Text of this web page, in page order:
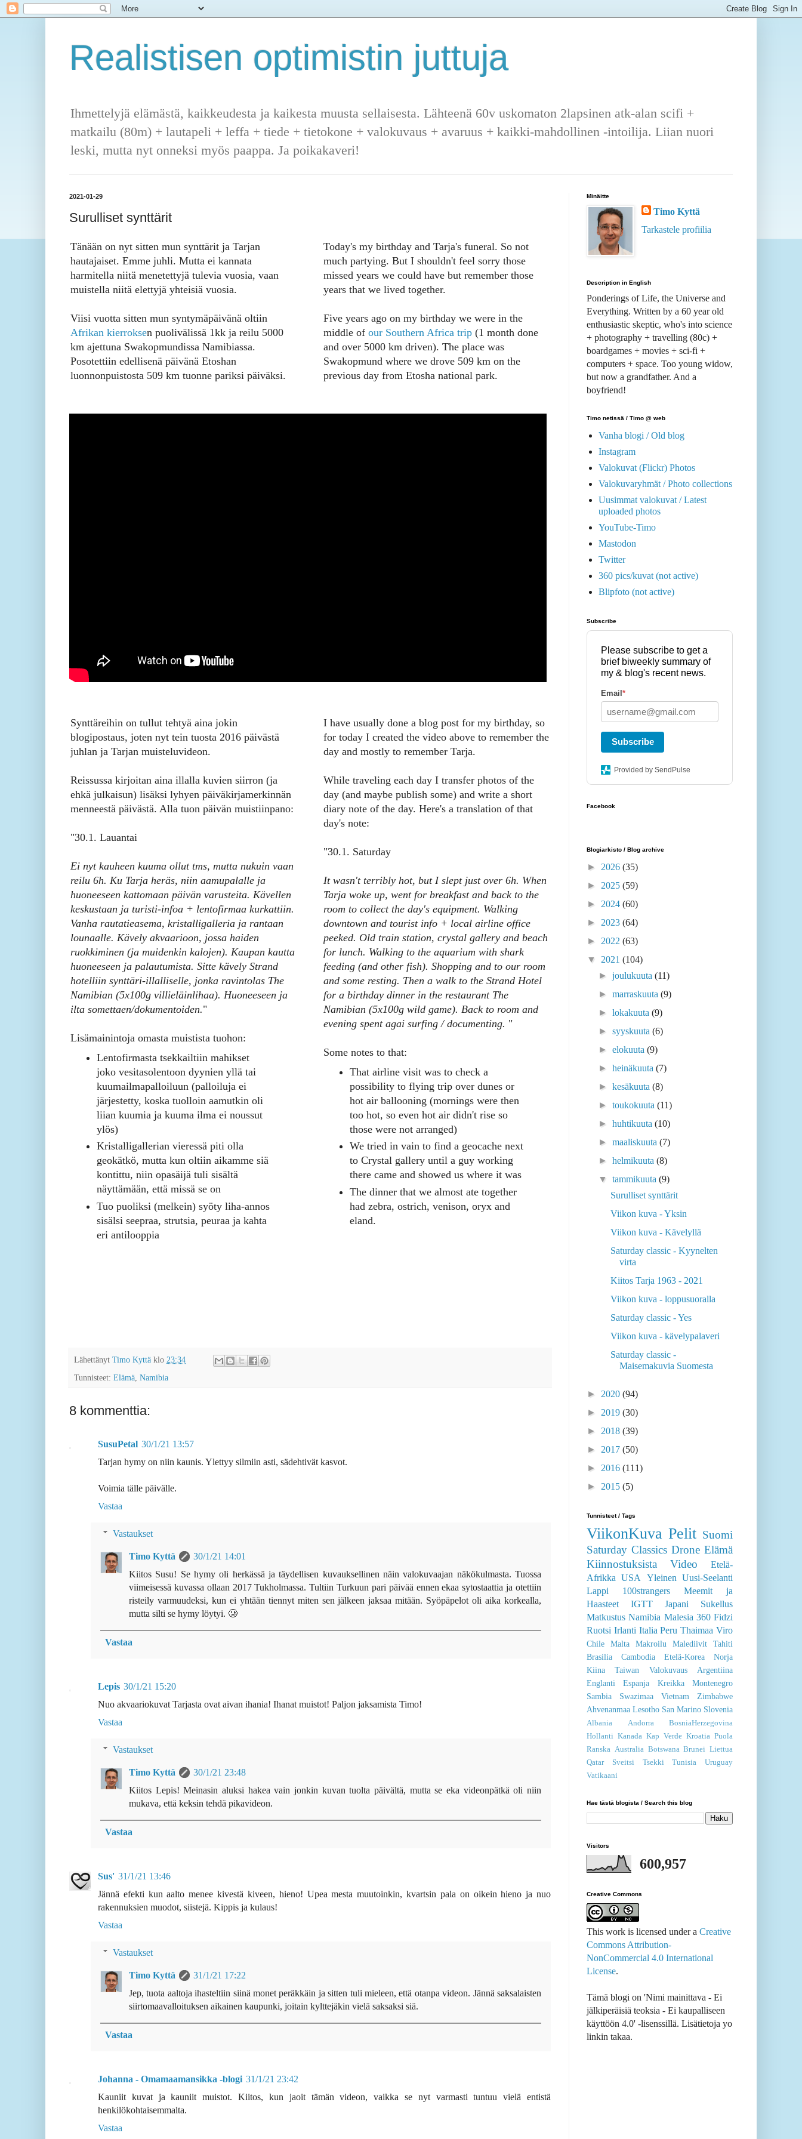
Realistisen optimistin juttuja
Ihmettelyjä elämästä, kaikkeudesta ja kaikesta muusta sellaisesta. Lähteenä 60v uskomaton 2lapsinen atk-alan scifi +
matkailu (80m) + lautapeli + leffa + tiede + tietokone + valokuvaus + avaruus + kaikki-mahdollinen -intoilija. Liian nuori
leski, mutta nyt onneksi myös paappa. Ja poikakaveri!
2021-01-29
Surulliset synttärit
Tänään on nyt sitten mun synttärit ja Tarjan
hautajaiset. Emme juhli. Mutta ei kannata
harmitella niitä menetettyjä tulevia vuosia, vaan
muistella niitä elettyjä yhteisiä vuosia.
Viisi vuotta sitten mun syntymäpäivänä oltiin
Afrikan kierroksen puolivälissä 1kk ja reilu 5000
km ajettuna Swakopmundissa Namibiassa.
Posotettiin edellisenä päivänä Etoshan
luonnonpuistosta 509 km tuonne pariksi päiväksi.
Today's my birthday and Tarja's funeral. So not
much partying. But I shouldn't feel sorry those
missed years we could have but remember those
years that we lived together.
Five years ago on my birthday we were in the
middle of our Southern Africa trip(1 month done
and over 5000 km driven). The place was
Swakopmund where we drove 509 km on the
previous day from Etosha national park.
Synttäreihin on tullut tehtyä aina jokin
blogipostaus, joten nyt tein tuosta 2016 päivästä
juhlan ja Tarjan muisteluvideon.
Reissussa kirjoitan aina illalla kuvien siirron (ja
ehkä julkaisun) lisäksi lyhyen päiväkirjamerkinnän
menneestä päivästä. Alla tuon päivän muistiinpano:
"30.1. Lauantai
Ei nyt kauheen kuuma ollut tms, mutta nukuin vaan
reilu 6h. Ku Tarja heräs, niin aamupalalle ja
huoneeseen kattomaan päivän varusteita. Kävellen
keskustaan ja turisti-infoa + lentofirmaa kurkattiin.
Vanha rautatieasema, kristalligalleria ja rantaan
lounaalle. Kävely akvaarioon, jossa haiden
ruokkiminen (ja muidenkin kalojen). Kaupan kautta
huoneeseen ja palautumista. Sitte kävely Strand
hotelliin synttäri-illalliselle, jonka ravintolas The
Namibian (5x100g villieläinlihaa). Huoneeseen ja
ilta somettaen/dokumentoiden."
Lisämainintoja omasta muistista tuohon:
Lentofirmasta tsekkailtiin mahikset
joko vesitasolentoon dyynien yllä tai
kuumailmapalloiluun (palloiluja ei
järjestetty, koska tuolloin aamutkin oli
liian kuumia ja kuuma ilma ei noussut
ylös)
Kristalligallerian vieressä piti olla
geokätkö, mutta kun oltiin aikamme siä
kontittu, niin opasäijä tuli sisältä
näyttämään, että missä se on
Tuo puoliksi (melkein) syöty liha-annos
sisälsi seepraa, strutsia, peuraa ja kahta
eri antilooppia
I have usually done a blog post for my birthday, so
for today I created the video above to remember the
day and mostly to remember Tarja.
While traveling each day I transfer photos of the
day (and maybe publish some) and write a short
diary note of the day. Here's a translation of that
day's note:
"30.1. Saturday
It wasn't terribly hot, but I slept just over 6h. When
Tarja woke up, went for breakfast and back to the
room to collect the day's equipment. Walking
downtown and tourist info + local airline office
peeked. Old train station, crystal gallery and beach
for lunch. Walking to the aquarium with shark
feeding (and other fish). Shopping and to our room
and some resting. Then a walk to the Strand Hotel
for a birthday dinner in the restaurant The
Namibian (5x100g wild game). Back to room and
evening spent agai surfing / documenting. "
Some notes to that:
That airline visit was to check a
possibility to flying trip over dunes or
hot air ballooning (mornings were then
too hot, so even hot air didn't rise so
those were not arranged)
We tried in vain to find a geocache next
to Crystal gallery until a guy working
there came and showed us where it was
The dinner that we almost ate together
had zebra, ostrich, venison, oryx and
eland.
Lähettänyt Timo Kyttä klo 23:34
Tunnisteet: Elämä Namibia
8 kommenttia:
SusuPetal 30/1/21 13:57
Tarjan hymy on niin kaunis. Ylettyy silmiin asti, sädehtivät kasvot.
Voimia tälle päivälle.
Vastaa
Vastaukset
Timo Kyttä
30/1/21 14:01
Kiitos Susu! Se hymy oli herkässä ja täydellisen kuvauksellinen näin valokuvaajan näkökulmasta. Tuossa
viimeisessä kuvassa ollaan 2017 Tukholmassa. Tultiin Turkuun pari päivää ennen ekaa sytostaattia ja otettiin
risteily varmuudeksi, kun ei yhtään tiennyt miten sen jälkeen jaksaa mitään. Syöpäpelot oli aika korkealla,
mutta silti se hymy löytyi. 🥲
Vastaa
Lepis 30/1/21 15:20
Nuo akvaariokuvat Tarjasta ovat aivan ihania! Ihanat muistot! Paljon jaksamista Timo!
Vastaa
Vastaukset
Timo Kyttä
30/1/21 23:48
Kiitos Lepis! Meinasin aluksi hakea vain jonkin kuvan tuolta päivältä, mutta se eka videonpätkä oli niin
mukava, että keksin tehdä pikavideon.
Vastaa
Sus' 31/1/21 13:46
Jännä efekti kun aalto menee kivestä kiveen, hieno! Upea mesta muutoinkin, kvartsin pala on oikein hieno ja nuo
rakennuksien muodot, siistejä. Kippis ja kulaus!
Vastaa
Vastaukset
Timo Kyttä
31/1/21 17:22
Jep, tuota aaltoja ihasteltiin siinä monet peräkkäin ja sitten tuli mieleen, että otanpa videon. Jännä saksalaisten
siirtomaavalloituksen aikainen kaupunki, joitain kylttejäkin vielä saksaksi siä.
Vastaa
Johanna - Omamaamansikka -blogi 31/1/21 23:42
Kauniit kuvat ja kauniit muistot. Kiitos, kun jaoit tämän videon, vaikka se nyt varmasti tuntuu vielä entistä
henkilökohtaisemmalta.
Vastaa
Minäitte
Timo Kyttä
Tarkastele profiilia
Description in English
Ponderings of Life, the Universe and
Everything. Written by a 60 year old
enthusiastic skeptic, who's into science
+ photography + travelling (80c) +
boardgames + movies + sci-fi +
computers + space. Too young widow,
but now a grandfather. And a
boyfriend!
Timo netissä / Timo @ web
Vanha blogi / Old blog
Instagram
Valokuvat (Flickr) Photos
Valokuvaryhmät / Photo collections
Uusimmat valokuvat / Latest
uploaded photos
YouTube-Timo
Mastodon
Twitter
360 pics/kuvat (not active)
Blipfoto (not active)
Subscribe
Please subscribe to get a
brief biweekly summary of
my & blog's recent news.
Email *
Subscribe
Provided by SendPulse
Facebook
Blogiarkisto / Blog archive
► 2026 (35)
► 2025 (59)
► 2024 (60)
► 2023 (64)
► 2022 (63)
▼ 2021 (104)
►joulukuuta(11)
►marraskuuta(9)
►lokakuuta(9)
►syyskuuta(6)
►elokuuta(9)
►heinäkuuta(7)
►kesäkuuta(8)
►toukokuuta(11)
►huhtikuuta(10)
►maaliskuuta(7)
►helmikuuta(8)
▼tammikuuta(9)
Surulliset synttärit
Viikon kuva - Yksin
Viikon kuva - Kävelyllä
Saturday classic - Kyynelten
virta
Kiitos Tarja 1963 - 2021
Viikon kuva - loppusuoralla
Saturday classic - Yes
Viikon kuva - kävelypalaveri
Saturday classic -
Maisemakuvia Suomesta
► 2020 (94)
► 2019 (30)
► 2018 (39)
► 2017 (50)
► 2016 (111)
► 2015 (5)
Tunnisteet / Tags
ViikonKuva Pelit Suomi
Saturday Classics Drone Elämä
Kiinnostuksista
Video
Etelä-
Afrikka
USA Yleinen Uusi-Seelanti
Lappi
100strangers
Meemit ja
Haasteet
IGTT Japani
Sukellus
Matkustus Namibia Malesia 360 Fidzi
Ruotsi Irlanti Italia Peru Thaimaa Viro
Chile Malta Makroilu Malediivit
Tahiti
Brasilia
Cambodia Etelä-Korea
Norja
Kiina
Taiwan Valokuvaus
Argentiina
Englanti
Espanja Kreikka
Montenegro
Sambia
Swazimaa Vietnam
Zimbabwe
Ahvenanmaa Lesotho San Marino Slovenia
Albania Andorra
BosniaHerzegovina
Hollanti Kanada Kap Verde Kroatia Puola
Ranska Australia Botswana Brunei Liettua
Qatar
Sveitsi Tsekki Tunisia
Uruguay
Vatikaani
Hae tästä blogista / Search this blog
Visitors
600,957
Creative Commons
This work is licensed under a Creative
Commons Attribution-
NonCommercial 4.0 International
License.
Tämä blogi on 'Nimi mainittava - Ei
jälkiperäisiä teoksia - Ei kaupalliseen
käyttöön 4.0' -lisenssillä. Lisätietoja yo
linkin takaa.